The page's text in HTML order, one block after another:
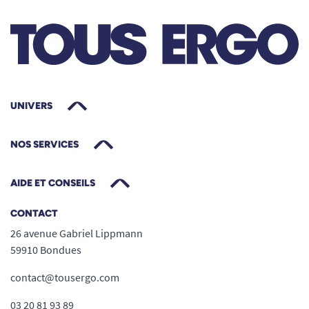
utilisatrices plus d’autonomie et facilite la vie
des aidants.
jambes, sans bandes adhésives, pour un
Léger, fin et peu volumineux, il se glisse
Un format économique et pratique, pensé
Le lot de 8 paquets
tranquillité d’esprit sur la durée, limitant
Conditionnement hygiénique, pratique
pour le rangement à la maison ou lors des
UNIVERS
NOS SERVICES
AIDE ET CONSEILS
CONTACT
26 avenue Gabriel Lippmann
59910 Bondues
contact@tousergo.com
03 20 81 93 89